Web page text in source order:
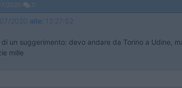
2020 0
2020 alle: 12:27:52
un suggerimento: devo andare da Torino a Udine,
mille